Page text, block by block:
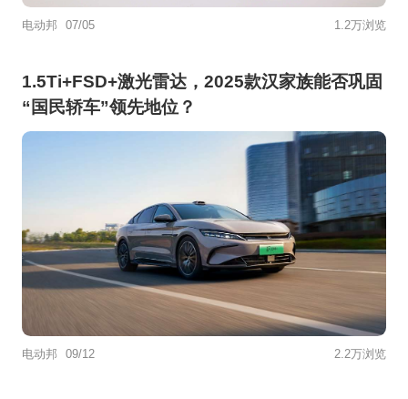
电动邦 07/05 1.2万浏览
1.5Ti+FSD+激光雷达，2025款汉家族能否巩固
“国民轿车”领先地位？
电动邦 09/12 2.2万浏览